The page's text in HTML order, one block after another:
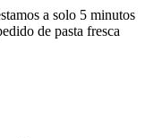
a solo 5 minutos
de pasta fresca